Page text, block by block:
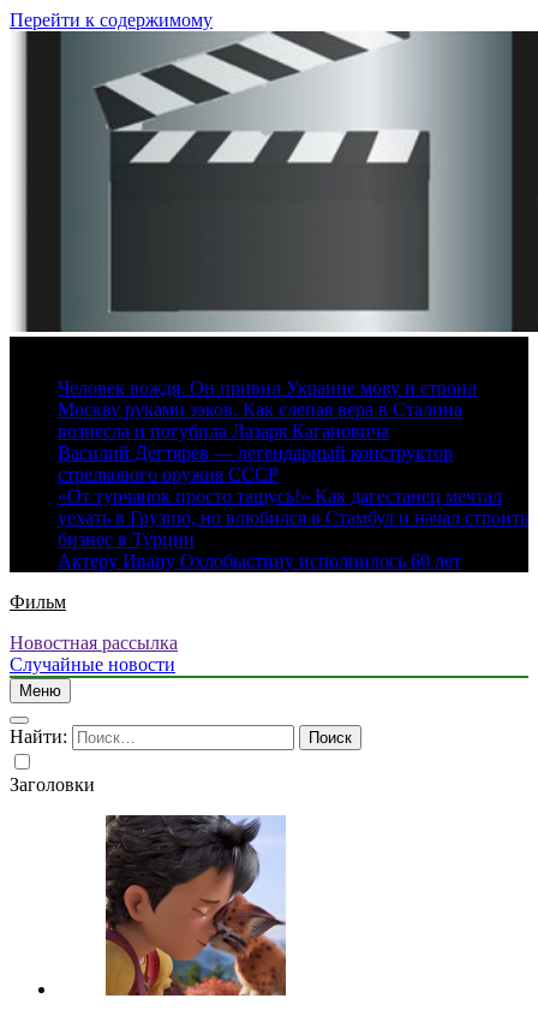
Перейти к содержимому
Человек вождя. Он привил Украине мову и строил
Москву руками зэков. Как слепая вера в Сталина
вознесла и погубила Лазаря Кагановича
Василий Дегтярев — легендарный конструктор
стрелкового оружия СССР
«От турчанок просто тащусь!» Как дагестанец мечтал
уехать в Грузию, но влюбился в Стамбул и начал строить
бизнес в Турции
Актеру Ивану Охлобыстину исполнилось 60 лет
Фильм
Новостная рассылка
Случайные новости
Меню
Найти:
Заголовки